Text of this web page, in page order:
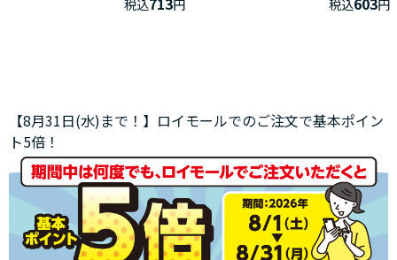
税込 円 税込 円
【8月31日(水)まで！】ロイモールでのご注文で基本ポイン
ト5倍！